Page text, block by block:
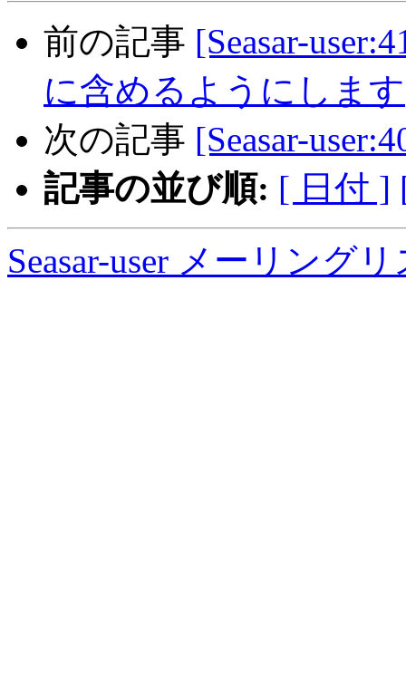
前の記事 [Seasar-
に含めるようにします
次の記事 [Seasar-
記事の並び順: [ 日付 ]
Seasar-user メーリング